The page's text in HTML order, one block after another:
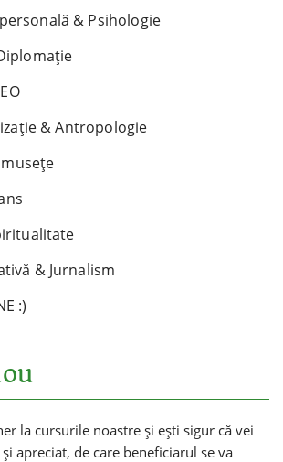
& Psihologie
& Antropologie
& Jurnalism
:)
la cursurile noastre și ești sigur că vei
apreciat, de care beneficiarul se va